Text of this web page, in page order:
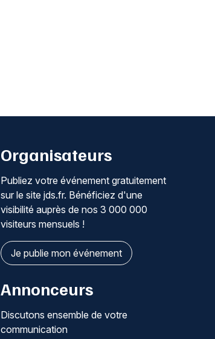
Organisateurs
Publiez votre événement gratuitement
sur le site jds.fr. Bénéficiez d'une
visibilité auprès de nos 3 000 000
visiteurs mensuels !
Je publie mon événement
Annonceurs
Discutons ensemble de votre
communication